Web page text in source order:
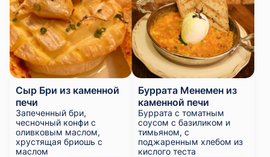
Сыр Бри из каменной
печи
Запеченный бри,
чесночный конфи с
оливковым маслом,
хрустящая бриошь с
маслом
Буррата Менемен из
каменной печи
Буррата с томатным
соусом с базиликом и
тимьяном, с
поджаренным хлебом из
кислого теста